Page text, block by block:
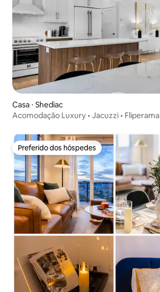
Casa ⋅ Shediac
Acomodação Luxury • Jacuzzi • Fliperama
Preferido dos hóspedes
Preferido dos hóspedes